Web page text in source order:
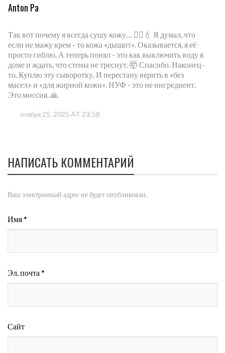
Anton Pa
Так вот почему я всегда сушу кожу… 🤦‍♂️💧 Я думал, что
если не мажу крем - то кожа «дышит». Оказывается, я её
просто гиблю. А теперь понял - это как выключить воду в
доме и ждать, что стены не треснут. 🤯 Спасибо. Наконец-
то. Куплю эту сыворотку. И перестану верить в «без
масел» и «для жирной кожи». НУФ - это не ингредиент.
Это миссия. 🙏
ноября 25, 2025 AT 23:58
НАПИСАТЬ КОММЕНТАРИЙ
Ваш электронный адрес не будет опубликован.
Имя *
Эл. почта *
Сайт